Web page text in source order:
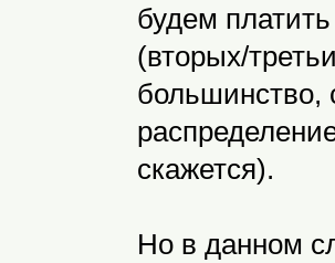
будем
(вторых/
большинство,
скажется).
Но в данном